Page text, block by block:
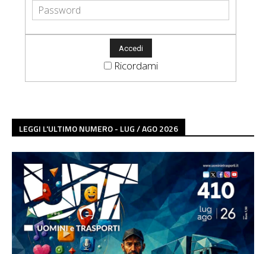
Ricordami
LEGGI L'ULTIMO NUMERO - LUG / AGO 2026